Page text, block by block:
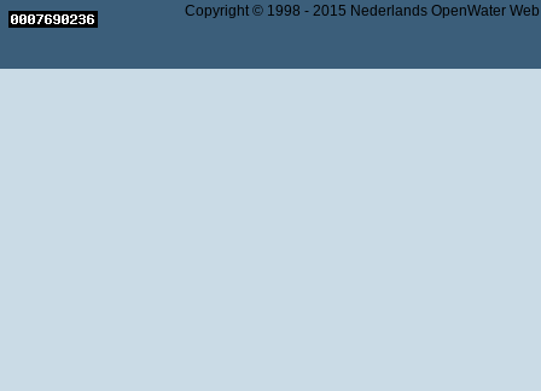
Copyright © 1998 - 2015 Nederlands OpenWater